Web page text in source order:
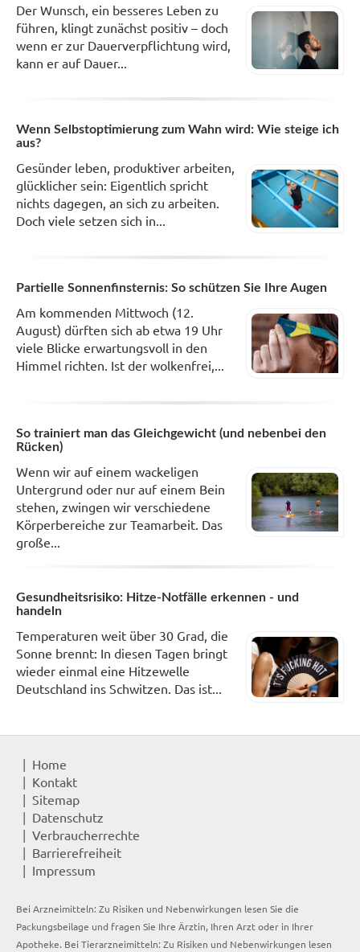
Der Wunsch, ein besseres Leben zu
führen, klingt zunächst positiv – doch
wenn er zur Dauerverpflichtung wird,
kann er auf Dauer...
Wenn Selbstoptimierung zum Wahn wird: Wie steige ich
aus?
Gesünder leben, produktiver arbeiten,
glücklicher sein: Eigentlich spricht
nichts dagegen, an sich zu arbeiten.
Doch viele setzen sich in...
Partielle Sonnenfinsternis: So schützen Sie Ihre Augen
Am kommenden Mittwoch (12.
August) dürften sich ab etwa 19 Uhr
viele Blicke erwartungsvoll in den
Himmel richten. Ist der wolkenfrei,...
So trainiert man das Gleichgewicht (und nebenbei den
Rücken)
Wenn wir auf einem wackeligen
Untergrund oder nur auf einem Bein
stehen, zwingen wir verschiedene
Körperbereiche zur Teamarbeit. Das
große...
Gesundheitsrisiko: Hitze-Notfälle erkennen - und
handeln
Temperaturen weit über 30 Grad, die
Sonne brennt: In diesen Tagen bringt
wieder einmal eine Hitzewelle
Deutschland ins Schwitzen. Das ist...
Home
Kontakt
Sitemap
Datenschutz
Verbraucherrechte
Barrierefreiheit
Impressum
Bei Arzneimitteln: Zu Risiken und Nebenwirkungen lesen Sie die
Packungsbeilage und fragen Sie Ihre Ärztin, Ihren Arzt oder in Ihrer
Apotheke. Bei Tierarzneimitteln: Zu Risiken und Nebenwirkungen lesen